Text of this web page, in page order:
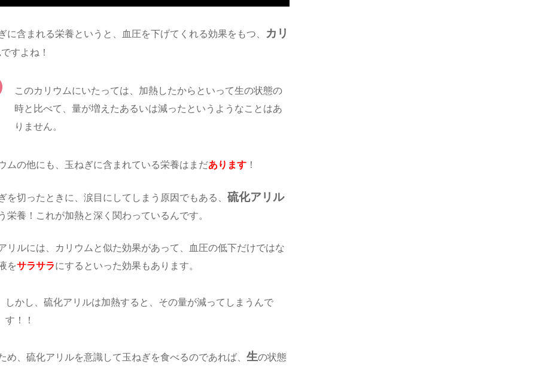
に含まれる栄養というと、血圧を下げてくれる効果をもつ、
カリ
ですよね！
このカリウムにいたっては、加熱したからといって生の状態の
時と比べて、量が増えたあるいは減ったというようなことはあ
りません。
ムの他にも、玉ねぎに含まれている栄養はまだあります ！
を切ったときに、涙目にしてしまう原因でもある、硫化アリル
栄養！これが加熱と深く関わっているんです。
リルには、カリウムと似た効果があって、血圧の低下だけではな
をサラサラにするといった効果もあります。
しかし、硫化アリルは加熱すると、その量が減ってしまうんで
す！！
め、硫化アリルを意識して玉ねぎを食べるのであれば、生の状態